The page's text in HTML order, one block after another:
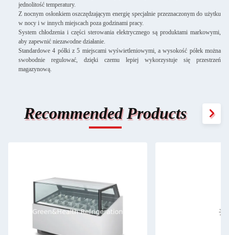
jednolitość temperatury.
Z nocnym osłonkiem oszczędzającym energię specjalnie przeznaczonym do użytku
w nocy i w innych miejscach poza godzinami pracy.
System chłodzenia i części sterowania elektrycznego są produktami markowymi,
aby zapewnić niezawodne działanie.
Standardowe 4 półki z 5 miejscami wyświetleniowymi, a wysokość półek można
swobodnie regulować, dzięki czemu lepiej wykorzystuje się przestrzeń
magazynową.
Recommended Products